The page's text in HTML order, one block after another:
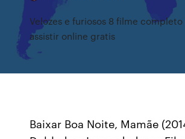
Velozes e furiosos 8 filme
assistir online gratis
Baixar Boa Noite, Mamãe